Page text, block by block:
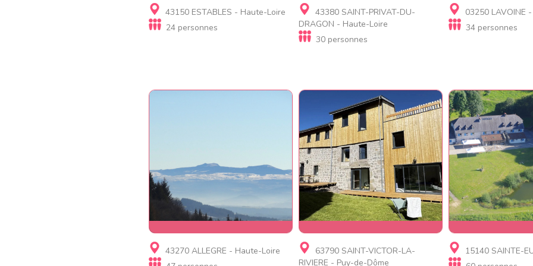
Gite, Gite d'étape, Chambre
d'hôtes
L Escale des Tribus
43150 ESTABLES - Haute-Loire
24 personnes
Gite
Gîte de Praboute
43380 SAINT-PRIVAT-DU-
DRAGON - Haute-Loire
30 personnes
Gite, Gite de
insolite
Grand gîte de
03250 LAVOINE
34 personnes
Gite
Les Tilleuls Saint Martin grand
43270 ALLEGRE - Haute-Loire
Gite, Village de gites, Gite
de luxe
63790 SAINT-VICTOR-LA-
RIVIERE - Puy-de-Dôme
Gite, Gite
Résidence de
15140 SAINTE-